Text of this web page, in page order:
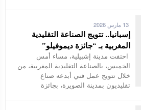
13 مارس 2026
إسبانيا.. تتويج الصناعة التقليدية
المغربية بـ “جائزة ديموفيلو”
احتفت مدينة إشبيلية، مساء أمس
الخميس، بالصناعة التقليدية المغربية، من
خلال تتويج عمل فني أبدعه صناع
تقليديون بمدينة الصويرة، بجائزة